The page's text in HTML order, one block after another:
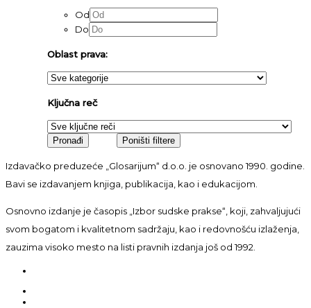
Od
Do
Oblast prava:
Ključna reč
Izdavačko preduzeće „Glosarijum“ d.o.o. je osnovano 1990. godine.
Bavi se izdavanjem knjiga, publikacija, kao i edukacijom.
Osnovno izdanje je časopis „Izbor sudske prakse“, koji, zahvaljujući
svom bogatom i kvalitetnom sadržaju, kao i redovnošću izlaženja,
zauzima visoko mesto na listi pravnih izdanja još od 1992.